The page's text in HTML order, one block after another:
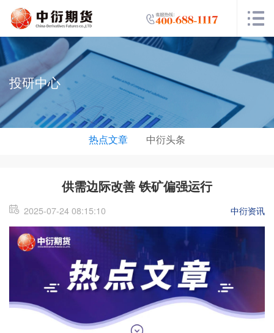
投研中心
热点文章 中衍头条
供需边际改善 铁矿偏强运行
2025-07-24 08:15:10 中衍资讯